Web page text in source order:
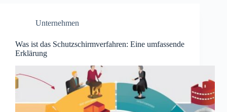
Unternehmen
Was ist das Schutzschirmverfahren: Eine umfassende
Erklärung